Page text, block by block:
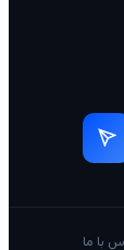
با ما